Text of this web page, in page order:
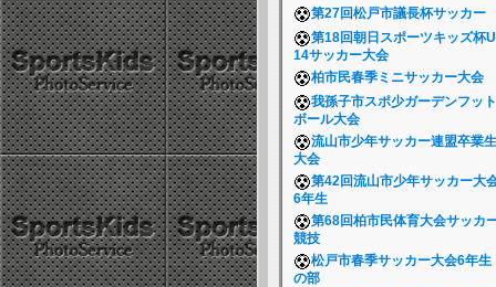
第27回松戸市議長杯サッカー
第18回朝日スポーツキッズ杯
14サッカー大会
柏市民春季ミニサッカー大会
我孫子市スポ少ガーデンフット
ボール大会
流山市少年サッカー連盟卒業生
大会
第42回流山市少年サッカー大
6年生
第68回柏市民体育大会サッカ
競技
松戸市春季サッカー大会6年生
の部